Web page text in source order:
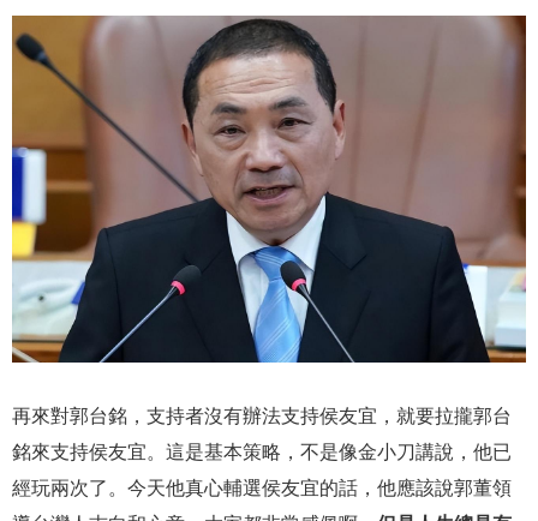
再來對郭台銘，支持者沒有辦法支持侯友宜，就要拉攏郭台
銘來支持侯友宜。這是基本策略，不是像金小刀講說，他已
經玩兩次了。今天他真心輔選侯友宜的話，他應該說郭董領